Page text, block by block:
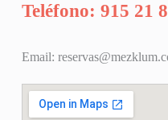
Teléfono: 915 21
Email: